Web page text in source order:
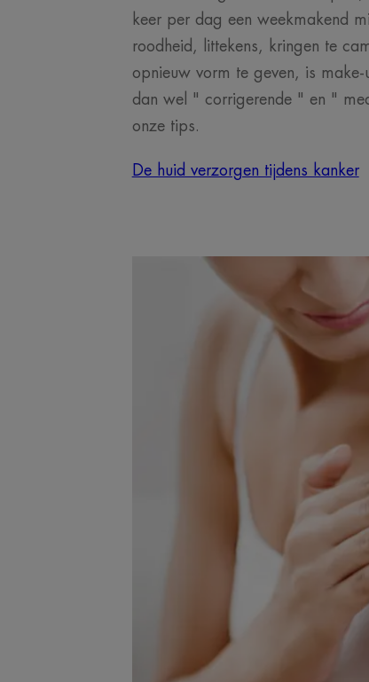
keer per dag een weekmakend
roodheid, littekens, kringen te
opnieuw vorm te geven, is
dan wel " corrigerende " en "
onze tips.
De huid verzorgen tijdens kanker